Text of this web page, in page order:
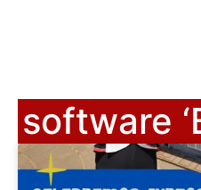
software